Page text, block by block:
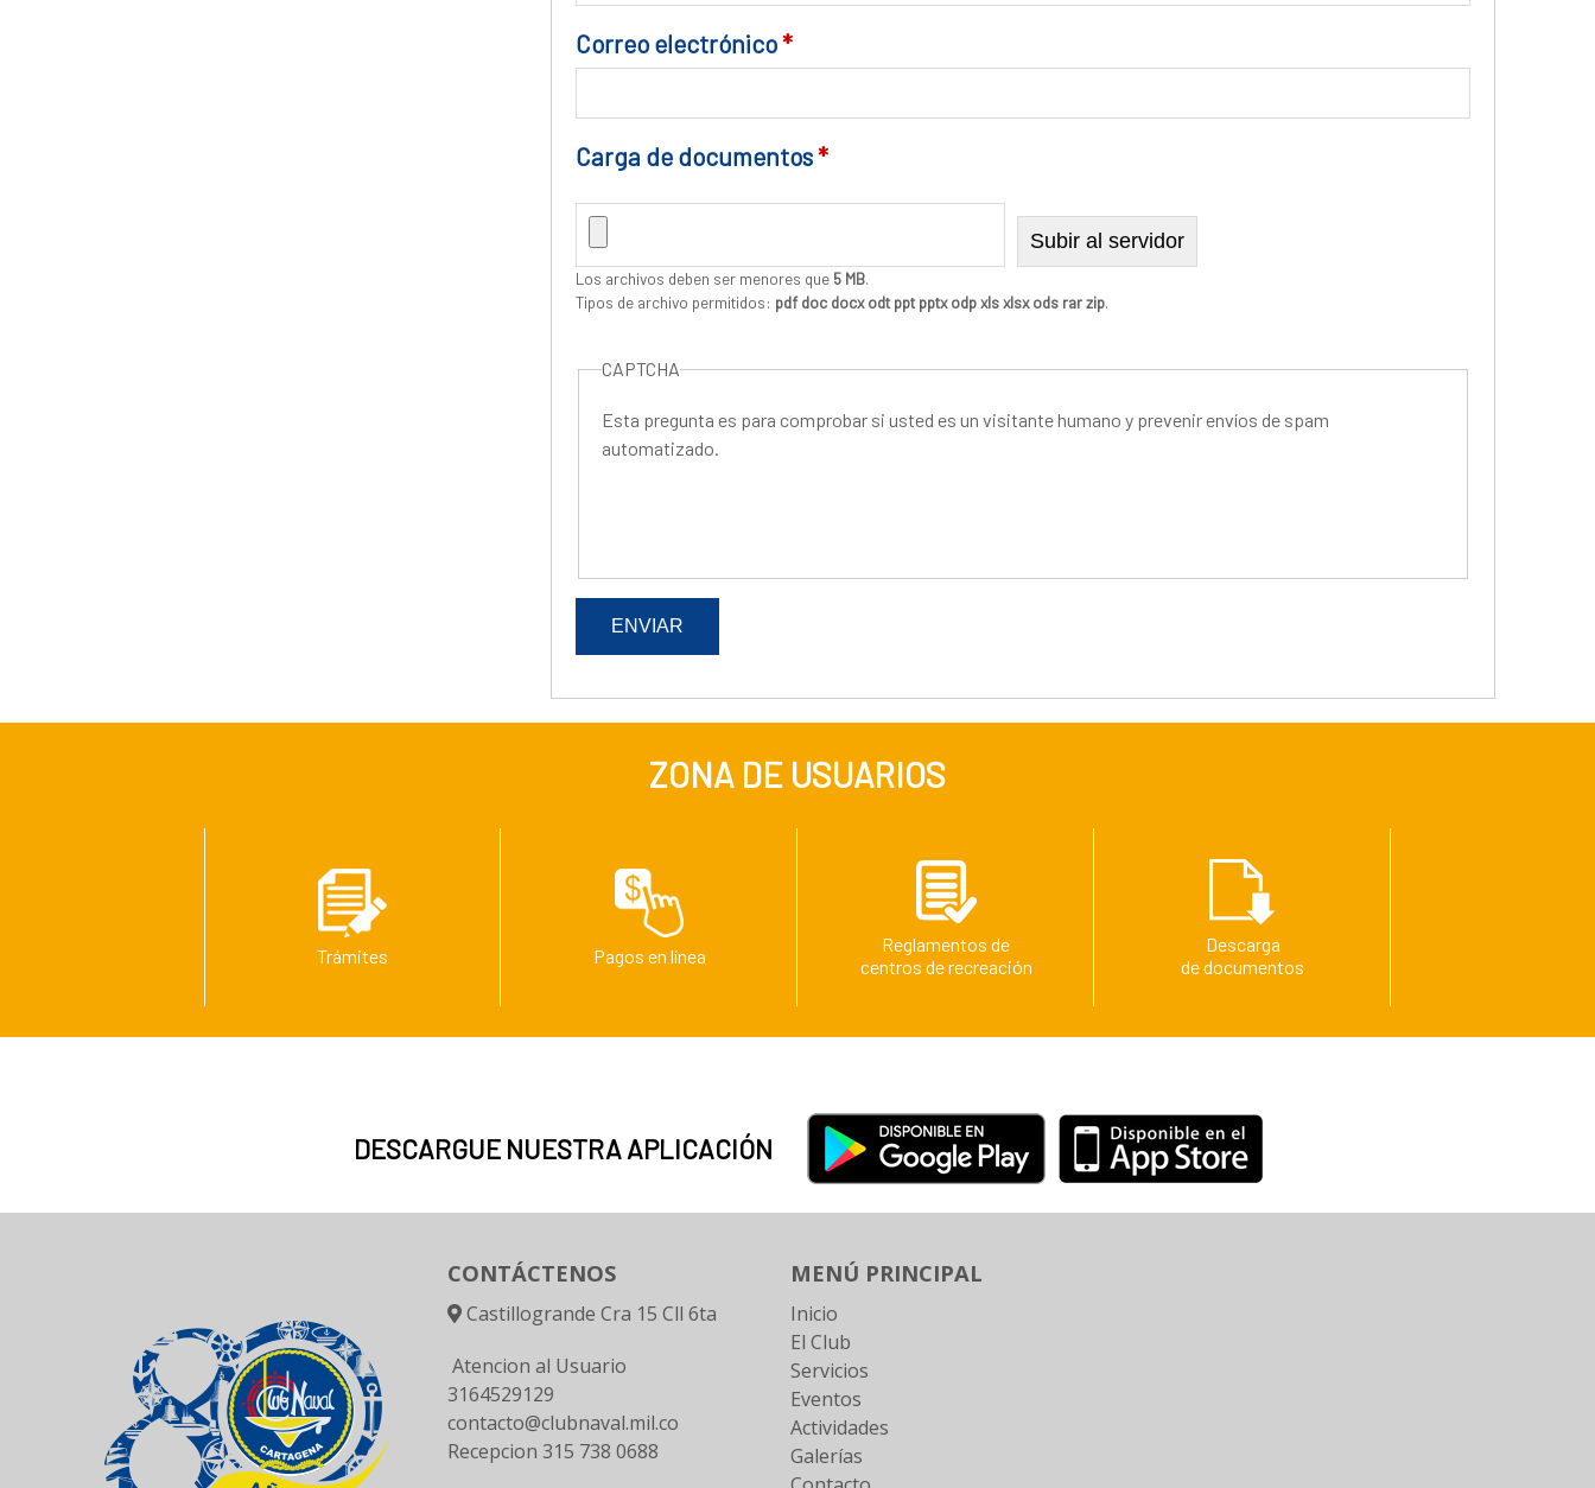
Correo electrónico*
Carga de documentos*
Los archivos deben ser menores que 5 MB.
Tipos de archivo permitidos: pdf doc docx odt ppt pptx odp xls xlsx ods rar zip.
CAPTCHA
Esta pregunta es para comprobar si usted es un visitante humano y prevenir envíos de spam
automatizado.
ZONA DE USUARIOS
Trámites Pagos en línea
Reglamentos de
centros de recreación
Descarga
de documentos
DESCARGUE NUESTRA APLICACIÓN
CONTÁCTENOS
Castillogrande Cra 15 Cll 6ta
Atencion al Usuario
3164529129
contacto@clubnaval.mil.co
Recepcion 315 738 0688
MENÚ PRINCIPAL
Inicio
El Club
Servicios
Eventos
Actividades
Galerías